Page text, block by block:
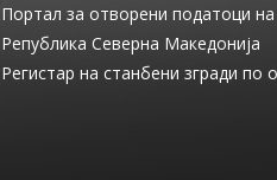
Портал за отворени податоци
Република Северна Македонија
Регистар на станбени згради по